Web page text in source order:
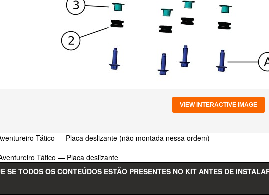
VIEW INTERACTIVE IMAGE
Tático — Placa deslizante (não montada nessa ordem)
Tático — Placa deslizante
SE TODOS OS CONTEÚDOS ESTÃO PRESENTES NO KIT ANTES DE